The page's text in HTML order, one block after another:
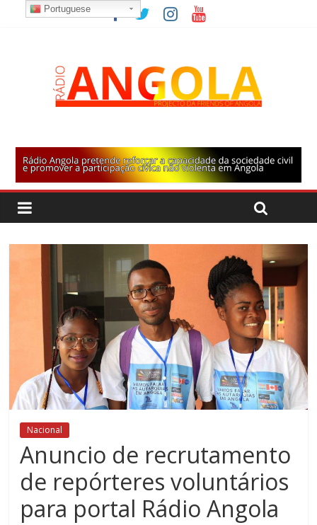
Nacional
Anuncio de recrutamento
de repórteres voluntários
para portal Rádio Angola
Portuguese